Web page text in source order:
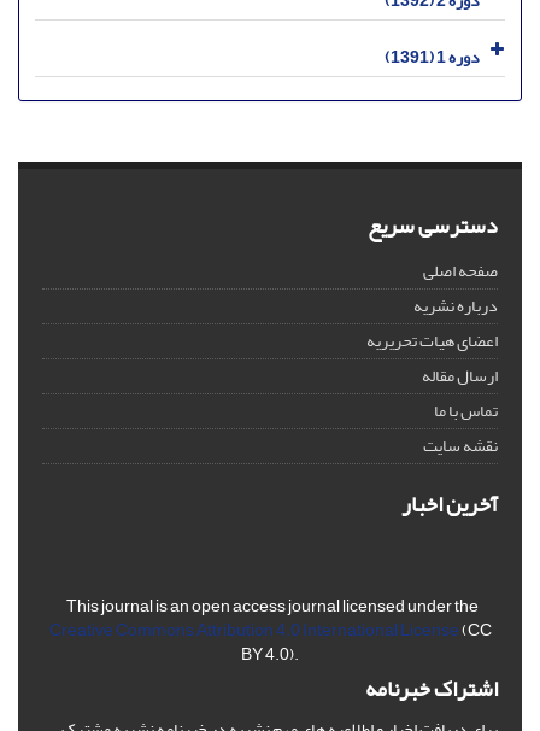
دوره 1 (1391)
دسترسی سریع
صفحه اصلی
درباره نشریه
اعضای هیات تحریریه
ارسال مقاله
تماس با ما
نقشه سایت
آخرین اخبار
This journal is an open access journal licensed under the
Creative Commons Attribution 4.0 International License(CC
BY 4.0).
اشتراک خبرنامه